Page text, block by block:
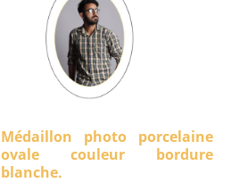
Médaillon photo porcelaine
ovale couleur bordure
blanche.